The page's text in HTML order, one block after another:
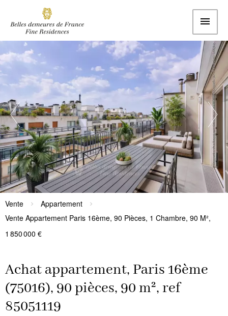
Vente
Appartement
Vente Appartement Paris 16ème, 90 Pièces, 1 Chambre, 90 M²,
1 850 000 €
Achat appartement, Paris 16ème
(75016), 90 pièces, 90 m², ref
85051119